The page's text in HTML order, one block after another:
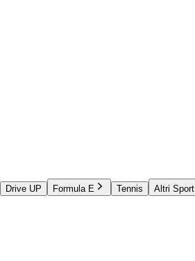
Drive UP Formula E Tennis Altri Sport